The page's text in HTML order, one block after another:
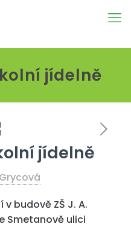
jídelně
jídelně
budově ZŠ J. A.
Smetanově ulici